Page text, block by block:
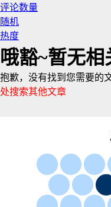
评论数量
随机
热度
哦豁~暂无相
抱歉，没有找到您需要的
处搜索其他文章